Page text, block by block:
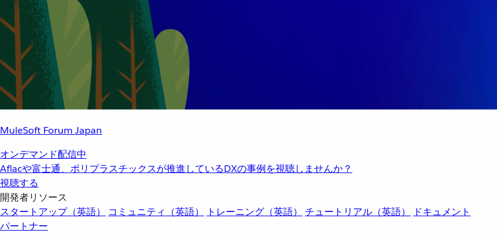
MuleSoft Forum Japan
オンデマンド配信中
Aflacや富士通、ポリプラスチックスが推進しているDXの事例を視聴しませんか？
視聴する
開発者リソース
スタートアップ（英語）
コミュニティ（英語） トレーニング（英語） チュートリアル（英語）
ドキュメント
パートナー